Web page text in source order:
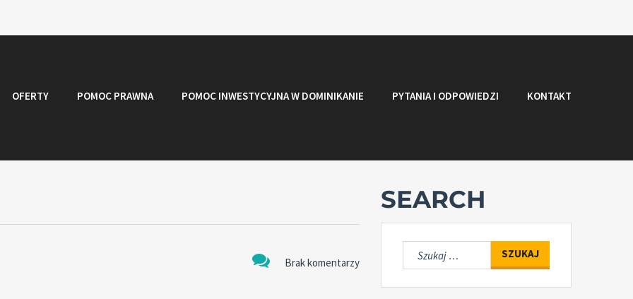
OFERTY POMOC PRAWNA POMOC INWESTYCYJNA W DOMINIKANIE PYTANIA I ODPOWIEDZI KONTAKT
Brak komentarzy
SEARCH
Szukaj: